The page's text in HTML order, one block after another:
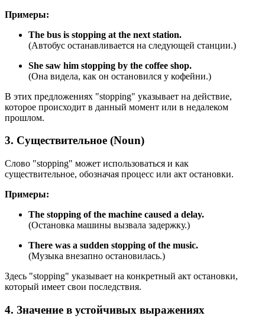
Примеры:
The bus is stopping at the next station.
(Автобус останавливается на следующей станции.)
She saw him stopping by the coffee shop.
(Она видела, как он остановился у кофейни.)
В этих предложениях "stopping" указывает на действие,
которое происходит в данный момент или в недалеком
прошлом.
3. Существительное (Noun)
Слово "stopping" может использоваться и как
существительное, обозначая процесс или акт остановки.
Примеры:
The stopping of the machine caused a delay.
(Остановка машины вызвала задержку.)
There was a sudden stopping of the music.
(Музыка внезапно остановилась.)
Здесь "stopping" указывает на конкретный акт остановки,
который имеет свои последствия.
4. Значение в устойчивых выражениях